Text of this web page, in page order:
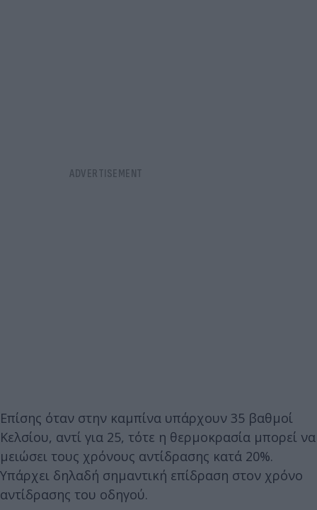
Επίσης όταν στην καμπίνα υπάρχουν 35 βαθμοί
Κελσίου, αντί για 25, τότε η θερμοκρασία μπορεί να
μειώσει τους χρόνους αντίδρασης κατά 20%.
Υπάρχει δηλαδή σημαντική επίδραση στον χρόνο
αντίδρασης του οδηγού.